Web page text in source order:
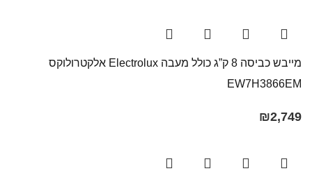
מייבש כביסה 8 ק”ג כולל מעבה Electrolux אלקטרולוקס
EW7H3866EM
₪2,749